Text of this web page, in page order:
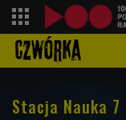
Stacja Nauka